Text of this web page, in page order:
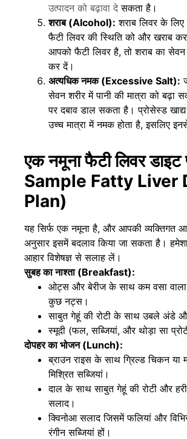
उत्पादन को बढ़ावा दे सकता है।
शराब (Alcohol): शराब लिवर के
फैटी लिवर की स्थिति को और खराब
आपको फैटी लिवर है, तो शराब का
कर दें।
अत्यधिक नमक (Excessive Salt):
सेवन शरीर में पानी की मात्रा को बढ़ा
पर दबाव डाल सकता है। प्रोसेस्ड खाद्य
उच्च मात्रा में नमक होता है, इसलिए
एक नमूना फैटी लिवर डाइट
Sample Fatty Liver
Plan)
यह सिर्फ एक नमूना है, और आपकी व्यक्तिगत
अनुसार इसमें बदलाव किया जा सकता है।
आहार विशेषज्ञ से सलाह लें।
सुबह का नाश्ता (Breakfast):
ओट्स और बेरीज के साथ कम वसा वाला
कुछ नट्स।
साबुत गेहूं की रोटी के साथ उबले अंडे
स्मूदी (फल, सब्जियां, और थोड़ा सा
दोपहर का भोजन (Lunch):
ब्राउन राइस के साथ ग्रिल्ड चिकन या
मिश्रित सब्जियां।
दाल के साथ साबुत गेहूं की रोटी और
सलाद।
क्विनोआ सलाद जिसमें फलियां और
रंगीन सब्जियां हों।